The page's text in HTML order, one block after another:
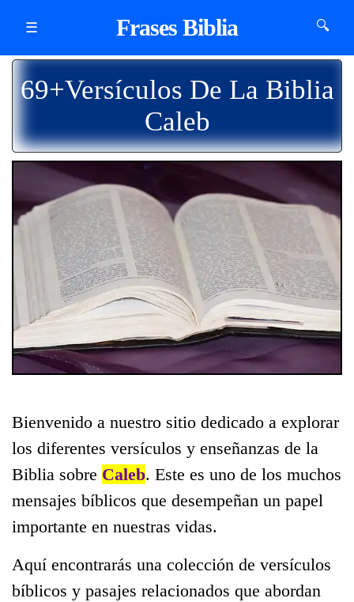
☰ Frases Biblia 🔍
69+Versículos De La Biblia
Caleb
Bienvenido a nuestro sitio dedicado a explorar
los diferentes versículos y enseñanzas de la
Biblia sobre Caleb. Este es uno de los muchos
mensajes bíblicos que desempeñan un papel
importante en nuestras vidas.
Aquí encontrarás una colección de versículos
bíblicos y pasajes relacionados que abordan